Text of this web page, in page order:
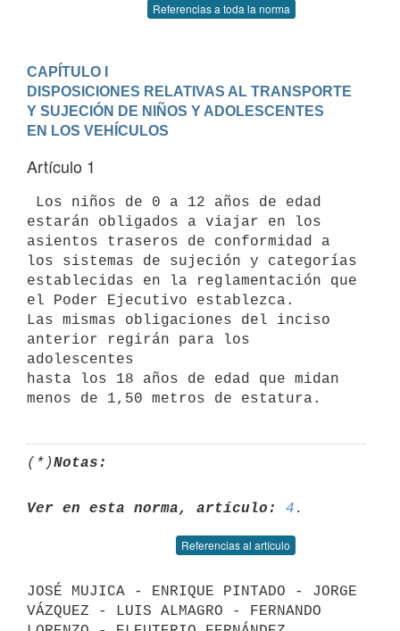
Referencias a toda la norma
CAPÍTULO I
DISPOSICIONES RELATIVAS AL TRANSPORTE
Y SUJECIÓN DE NIÑOS Y ADOLESCENTES
EN LOS VEHÍCULOS
Artículo 1
estarán obligados a viajar en los
asientos traseros de conformidad a
los sistemas de sujeción y categorías
establecidas en la reglamentación que
el Poder Ejecutivo establezca.
Las mismas obligaciones del inciso
anterior regirán para los
adolescentes
hasta los 18 años de edad que midan
(*)Notas:
Ver en esta norma, artículo: 4
Referencias al artículo
JOSÉ MUJICA - ENRIQUE PINTADO - JORGE
VÁZQUEZ - LUIS ALMAGRO - FERNANDO